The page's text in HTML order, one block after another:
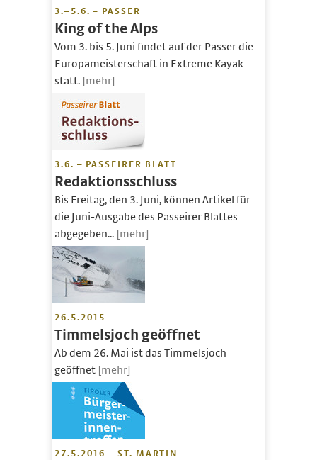
3.–5.6. – PASSER
King of the Alps
Vom 3. bis 5. Juni findet auf der Passer die
Europameisterschaft in Extreme Kayak
statt. [mehr]
3.6. – PASSEIRER BLATT
Redaktionsschluss
Bis Freitag, den 3. Juni, können Artikel für
die Juni-Ausgabe des Passeirer Blattes
abgegeben... [mehr]
26.5.2015
Timmelsjoch geöffnet
Ab dem 26. Mai ist das Timmelsjoch
geöffnet [mehr]
27.5.2016 – ST. MARTIN